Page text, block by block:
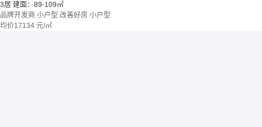
3居 建面：89-109㎡
品牌开发商 小户型 改善好房 小户型
均价17134 元/㎡